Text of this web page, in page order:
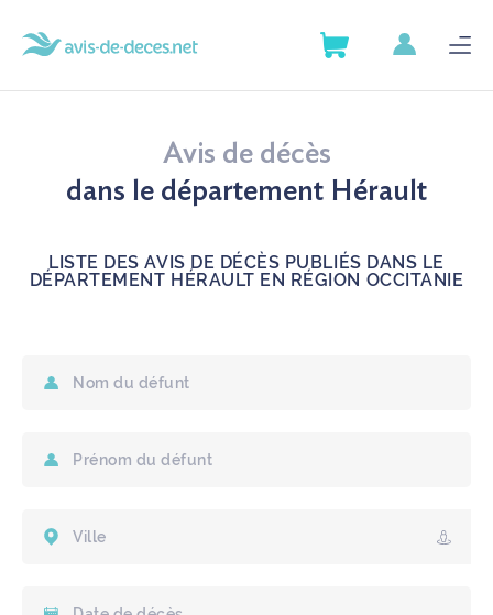
SERVICES
ARTICLES
Avis de décès
dans le département Hérault
LISTE DES AVIS DE DÉCÈS PUBLIÉS DANS LE
DÉPARTEMENT HÉRAULT EN RÉGION OCCITANIE